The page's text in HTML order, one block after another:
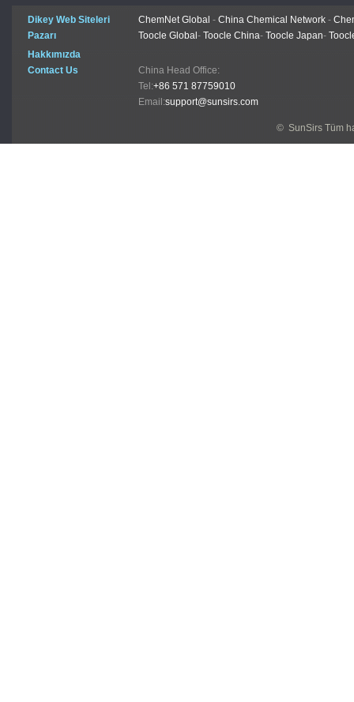
Dikey Web Siteleri ChemNet Global - China Chemical Network -
Pazarı
Toocle Global - Toocle China- Toocle Japan-
Hakkımızda
Contact Us
China Head Office:
Tel:+86 571 87759010
Email:support@sunsirs.com
© SunSirs Tüm